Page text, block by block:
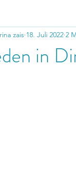
in
zais 18. Juli 2022 2